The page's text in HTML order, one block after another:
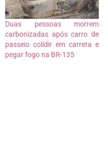
Duas pessoas morrem
carbonizadas após carro de
passeio colidir em carreta e
pegar fogo na BR-135